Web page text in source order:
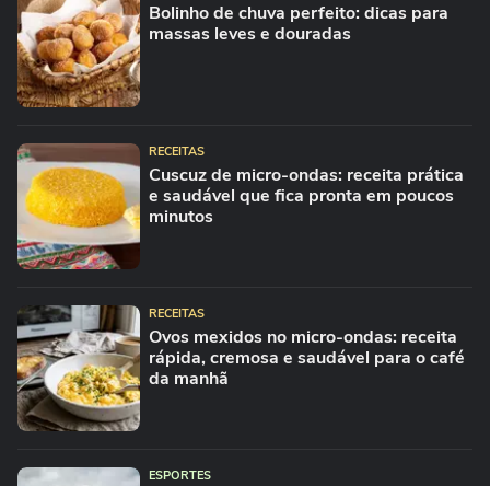
Bolinho de chuva perfeito: dicas para
massas leves e douradas
RECEITAS
Cuscuz de micro-ondas: receita prática
e saudável que fica pronta em poucos
minutos
RECEITAS
Ovos mexidos no micro-ondas: receita
rápida, cremosa e saudável para o café
da manhã
ESPORTES